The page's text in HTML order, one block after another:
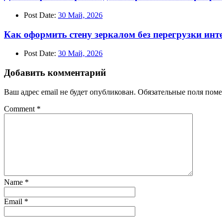
Post Date: 30 Май, 2026
Как оформить стену зеркалом без перегрузки
Post Date: 30 Май, 2026
Добавить комментарий
Ваш адрес email не будет опубликован. Обязательные поля
Comment *
Name *
Email *